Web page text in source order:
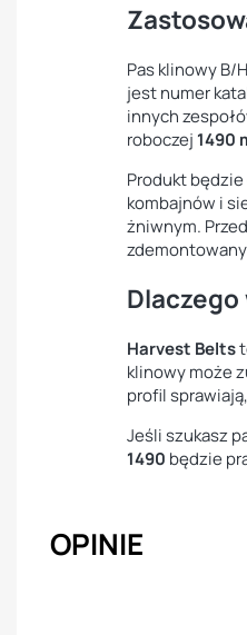
Pas klinowy B/
jest numer
innych
roboczej 1490
Produkt
kombajnów i
żniwnym.
Harvest Belts
klinowy może
profil
Jeśli szukasz
1490 będzie
OPINIE